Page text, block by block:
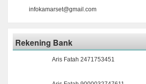
infokamarset@gmail.com
Rekening Bank
Aris Fatah 2471753451